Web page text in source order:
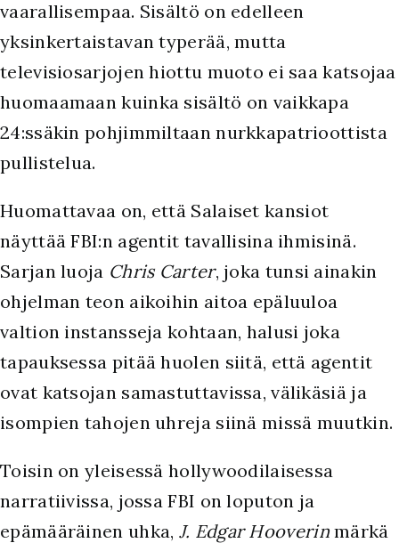
vaarallisempaa. Sisältö on edelleen
yksinkertaistavan typerää, mutta
televisiosarjojen hiottu muoto ei saa katsojaa
huomaamaan kuinka sisältö on vaikkapa
24:ssäkin pohjimmiltaan nurkkapatrioottista
pullistelua.
Huomattavaa on, että Salaiset kansiot
näyttää FBI:n agentit tavallisina ihmisinä.
Sarjan luoja Chris Carter, joka tunsi ainakin
ohjelman teon aikoihin aitoa epäluuloa
valtion instansseja kohtaan, halusi joka
tapauksessa pitää huolen siitä, että agentit
ovat katsojan samastuttavissa, välikäsiä ja
isompien tahojen uhreja siinä missä muutkin.
Toisin on yleisessä hollywoodilaisessa
narratiivissa, jossa FBI on loputon ja
epämääräinen uhka, J. Edgar Hooverinmärkä